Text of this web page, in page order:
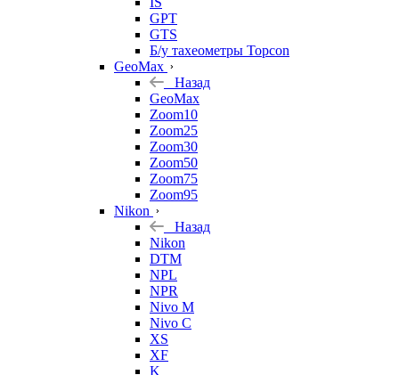
GPT
GTS
Б/у тахеометры Topcon
GeoMax
Назад
GeoMax
Zoom10
Zoom25
Zoom30
Zoom50
Zoom75
Zoom95
Nikon
Назад
Nikon
DTM
NPL
NPR
Nivo M
Nivo C
XS
XF
K